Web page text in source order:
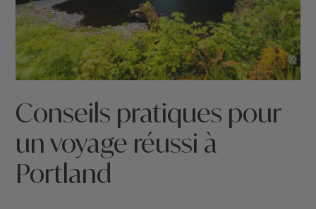
©
Conseils pratiques pour
un voyage réussi à
Portland